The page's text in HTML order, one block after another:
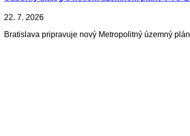
22. 7. 2026
Bratislava pripravuje nový Metropolitný územný